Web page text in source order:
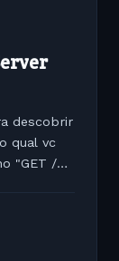
descobrir
qual vc
"GET /
1.1...